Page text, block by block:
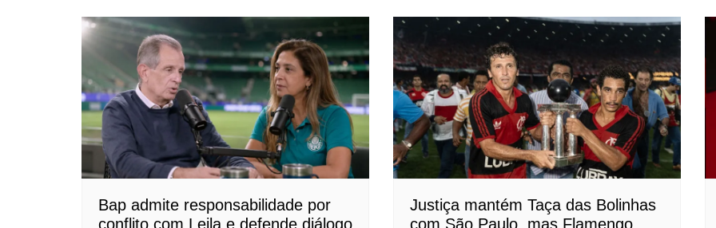
Bap admite responsabilidade por
conflito com Leila e defende diálogo
Justiça mantém Taça das Bolinhas
com São Paulo, mas Flamengo